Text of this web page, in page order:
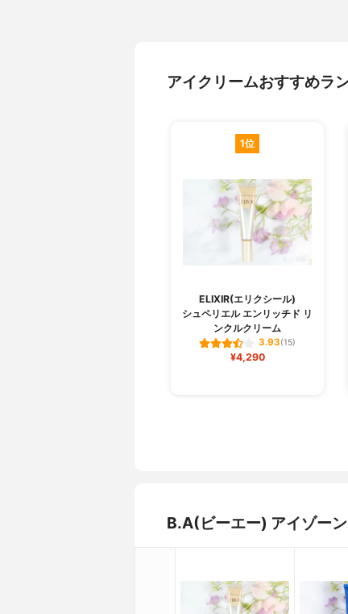
アイクリームおすすめラ
1位
ELIXIR(エリクシール)
シュペリエル エンリッチド リ
ンクルクリーム
3.93(15)
¥4,290
B.A(ビーエー) アイゾー